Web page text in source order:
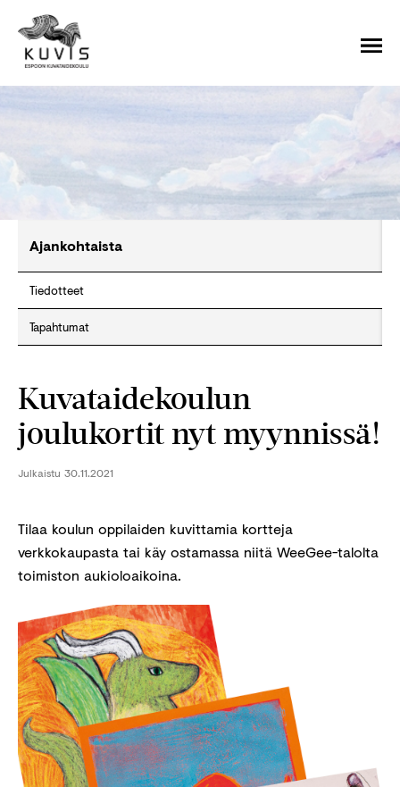
Ajankohtaista
Tiedotteet
Tapahtumat
Kuvataidekoulun
joulukortit nyt myynnissä!
Julkaistu 30.11.2021
Tilaa koulun oppilaiden kuvittamia kortteja
verkkokaupasta tai käy ostamassa niitä WeeGee-talolta
toimiston aukioloaikoina.